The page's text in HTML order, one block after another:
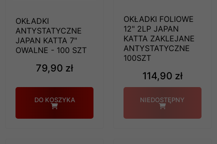
OKŁADKI
ANTYSTATYCZNE
JAPAN KATTA 7"
OWALNE - 100 SZT
79,90 zł
DO KOSZYKA
OKŁADKI FOLIOWE
12" 2LP JAPAN
KATTA ZAKLEJANE
ANTYSTATYCZNE
100SZT
114,90 zł